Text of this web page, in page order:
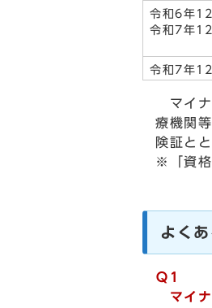
令和6年
令和7年
令和7年
マイナ
療機関
険証と
※「資格
よく
Ｑ1
マイナ